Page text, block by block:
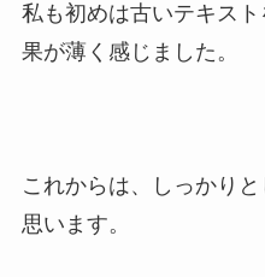
私も初めは古いテキス
果が薄く感じました。
これからは、しっかり
思います。